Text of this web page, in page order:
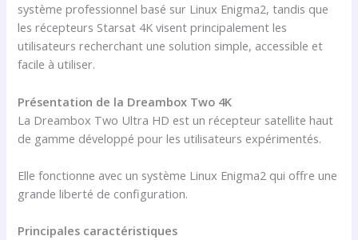
système professionnel basé sur Linux Enigma2, tandis que
les récepteurs Starsat 4K visent principalement les
utilisateurs recherchant une solution simple, accessible et
facile à utiliser.
Présentation de la Dreambox Two 4K
La Dreambox Two Ultra HD est un récepteur satellite haut
de gamme développé pour les utilisateurs expérimentés.
Elle fonctionne avec un système Linux Enigma2 qui offre une
grande liberté de configuration.
Principales caractéristiques